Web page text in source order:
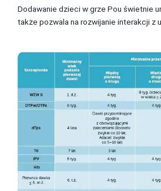
Dodawanie dzieci w grze Pou świetnie
także pozwala na rozwijanie interakcji z